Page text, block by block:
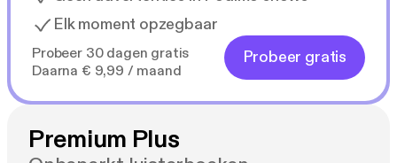
Elk moment opzegbaar
Probeer 30 dagen gratis
Daarna € 9,99 / maand
Probeer gratis
Premium Plus